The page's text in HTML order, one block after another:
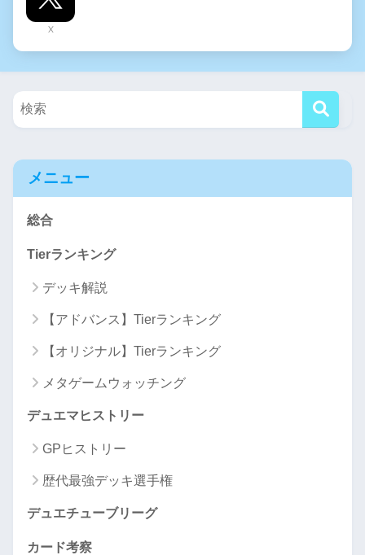
X
メニュー
総合
Tierランキング
デッキ解説
【アドバンス】Tierランキング
【オリジナル】Tierランキング
メタゲームウォッチング
デュエマヒストリー
GPヒストリー
歴代最強デッキ選手権
デュエチューブリーグ
カード考察